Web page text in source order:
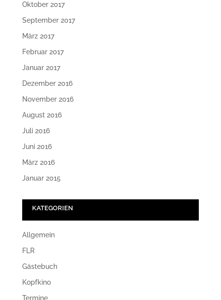
Oktober 2017
September 2017
März 2017
Februar 2017
Januar 2017
Dezember 2016
November 2016
August 2016
Juli 2016
Juni 2016
März 2016
Januar 2015
KATEGORIEN
Allgemein
FLR
Gästebuch
Kopfkino
Termine